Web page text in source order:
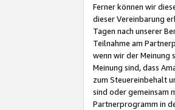
Ferner können wir
dieser Vereinbarung
Tagen nach unserer
Teilnahme am
wenn wir der Meinung
Meinung sind, dass
zum Steuereinbehalt
sind oder gemeinsam
Partnerprogramm in